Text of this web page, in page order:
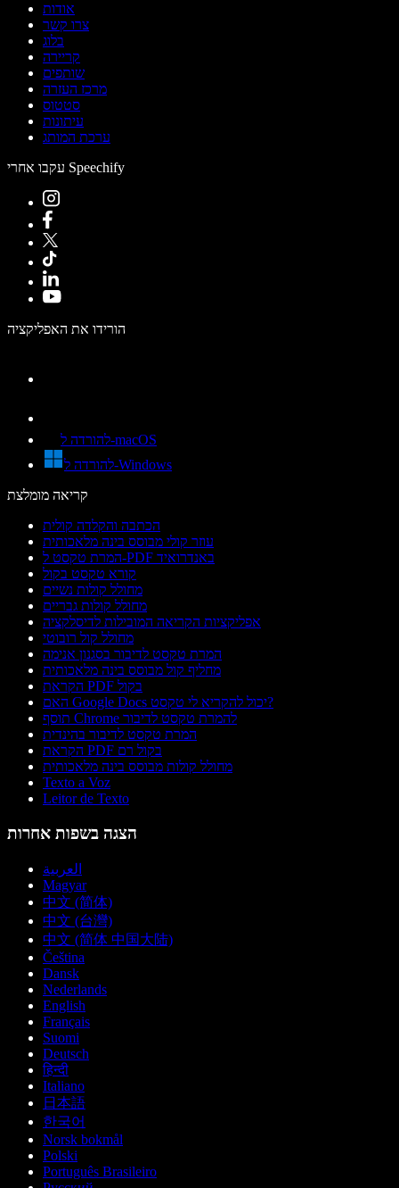
אודות
צרו קשר
בלוג
קריירה
שותפים
מרכז העזרה
סטטוס
עיתונות
ערכת המותג
עקבו אחרי Speechify
הורידו את האפליקציה
להורדה ל-macOS
להורדה ל-Windows
קריאה מומלצת
הכתבה והקלדה קולית
עוזר קולי מבוסס בינה מלאכותית
המרת טקסט ל-PDF באנדרואיד
קורא טקסט בקול
מחולל קולות נשיים
מחולל קולות גבריים
אפליקציות הקריאה המובילות לדיסלקציה
מחולל קול רובוטי
המרת טקסט לדיבור בסגנון אנימה
מחליף קול מבוסס בינה מלאכותית
הקראת PDF בקול
האם Google Docs יכול להקריא לי טקסט?
תוסף Chrome להמרת טקסט לדיבור
המרת טקסט לדיבור בהינדית
הקראת PDF בקול רם
מחולל קולות מבוסס בינה מלאכותית
Texto a Voz
Leitor de Texto
הצגה בשפות אחרות
العربية
Magyar
中文 (简体)
中文 (台灣)
中文 (简体 中国大陆)
Čeština
Dansk
Nederlands
English
Français
Suomi
Deutsch
हिन्दी
Italiano
日本語
한국어
Norsk bokmål
Polski
Português Brasileiro